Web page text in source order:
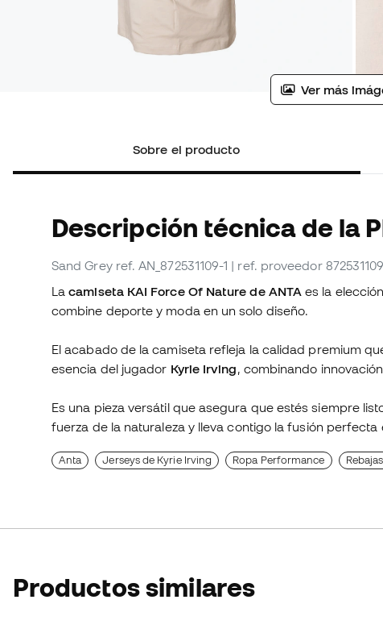
Ver más
Sobre el producto
Descripción técnica de la
Sand Grey ref. AN_872531109-1 | ref. proveedor
Lacamiseta KAI Force Of Nature de ANTA es la
combine deporte y moda en un solo diseño.
El acabado de la camiseta refleja la calidad premium
esencia del jugador Kyrie Irving, combinando
Es una pieza versátil que asegura que estés siempre
fuerza de la naturaleza y lleva contigo la fusión
Anta Jerseys de Kyrie Irving Ropa Performance
Productos similares